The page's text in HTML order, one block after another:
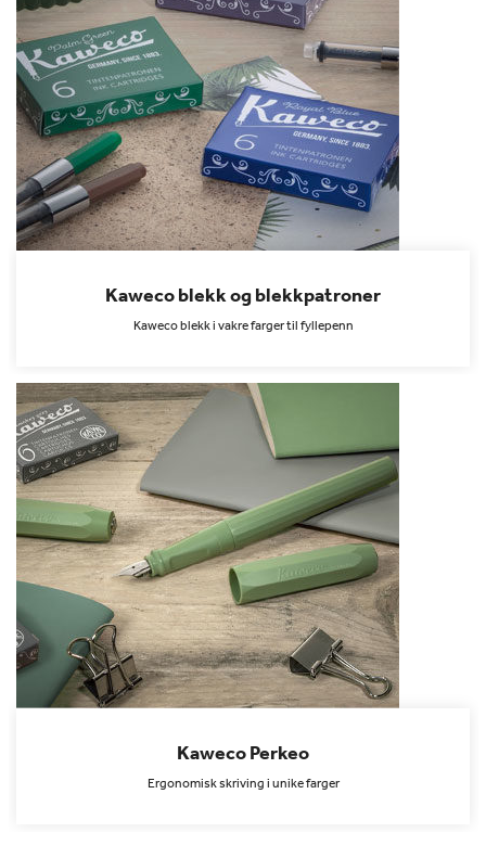
Kaweco blekk og blekkpatroner
Kaweco blekk i vakre farger til fyllepenn
Kaweco Perkeo
Ergonomisk skriving i unike farger